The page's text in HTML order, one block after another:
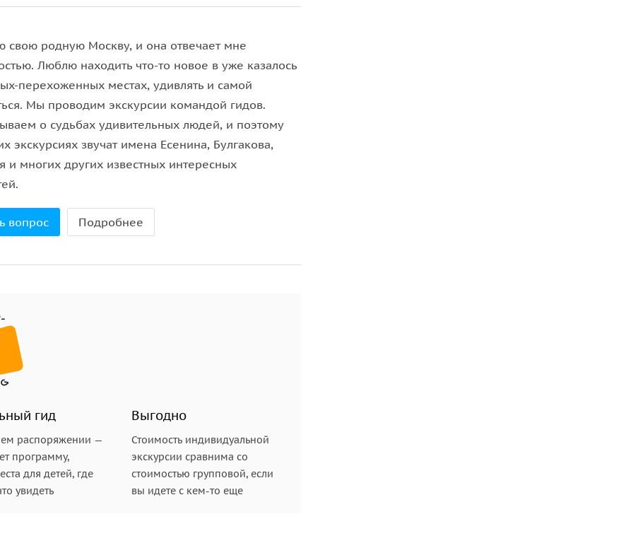
сооружение, память о московских
сохранившаяся предмостная башня (Башня-
башня. Через нее въезжали цари и
в Кремль въехал Наполеон.
размеры считалась одной из самых
колодец.
пример неорусского стиля конца 19 века.
народного ополчения 1612 года — памятник
историю создания и неоднократных попыток
свою родную Москву, и она отвечает мне
Люблю находить что-то новое в уже казалось
перехоженных местах, удивлять и самой
Мы проводим экскурсии командой гидов.
о судьбах удивительных людей, и поэтому
экскурсиях звучат имена Есенина, Булгакова,
и многих других известных интересных
вопрос Подробнее
гид
распоряжении —
программу,
для детей, где
увидеть
Выгодно
Стоимость индивидуальной
экскурсии сравнима со
стоимостью групповой, если
вы идете с кем-то еще